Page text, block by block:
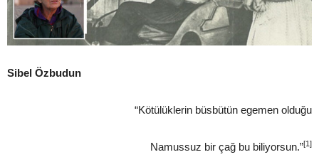
Sibel Özbudun
“Kötülüklerin büsbütün egemen olduğu
Namussuz bir çağ bu biliyorsun.”[1]